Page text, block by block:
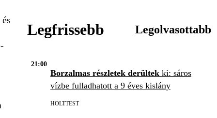
Legfrissebb Legolvasottabb
21:00
Borzalmas részletek derültek ki: sáros
vízbe fulladhatott a 9 éves kislány
HOLTTEST